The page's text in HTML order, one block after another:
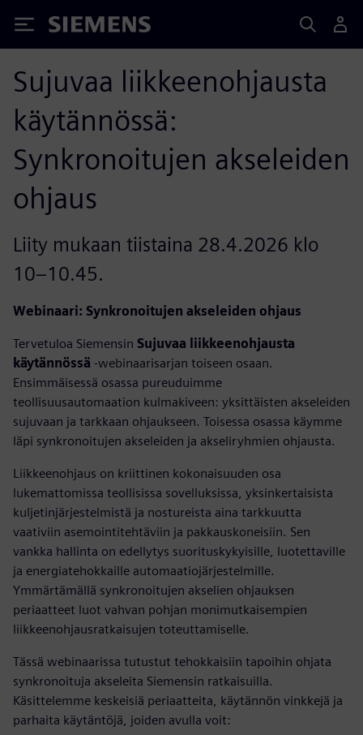
Siemens
Sujuvaa liikkeenohjausta
käytännössä:
Synkronoitujen akseleiden
ohjaus
Liity mukaan tiistaina 28.4.2026 klo
10–10.45.
Webinaari: Synkronoitujen akseleiden ohjaus
Tervetuloa Siemensin Sujuvaa liikkeenohjausta
käytännössä -webinaarisarjan toiseen osaan.
Ensimmäisessä osassa pureuduimme
teollisuusautomaation kulmakiveen: yksittäisten akseleiden
sujuvaan ja tarkkaan ohjaukseen. Toisessa osassa käymme
läpi synkronoitujen akseleiden ja akseliryhmien ohjausta.
Liikkeenohjaus on kriittinen kokonaisuuden osa
lukemattomissa teollisissa sovelluksissa, yksinkertaisista
kuljetinjärjestelmistä ja nostureista aina tarkkuutta
vaativiin asemointitehtäviin ja pakkauskoneisiin. Sen
vankka hallinta on edellytys suorituskykyisille, luotettaville
ja energiatehokkaille automaatiojärjestelmille.
Ymmärtämällä synkronoitujen akselien ohjauksen
periaatteet luot vahvan pohjan monimutkaisempien
liikkeenohjausratkaisujen toteuttamiselle.
Tässä webinaarissa tutustut tehokkaisiin tapoihin ohjata
synkronoituja akseleita Siemensin ratkaisuilla.
Käsittelemme keskeisiä periaatteita, käytännön vinkkejä ja
parhaita käytäntöjä, joiden avulla voit: